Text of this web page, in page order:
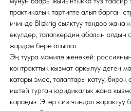
практикалык тартипте алып барган
ичинде Blizkrig сыяктуу тандоо жана
өкүлдөр, талапкердин абалын алдын
жардам бере алышат.
Эң туура мамиле жөнөкөй:
контракттык кызмат аркылуу деген
катары эмес, талаптары катуу, бирок
иштей турган юридикалык жана
караңыз. Эгер сиз чындап жарактуу